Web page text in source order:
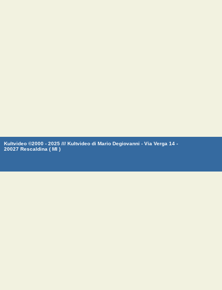
Kultvideo ©2000 - 2025 /// Kultvideo di Mario Degiovanni - Via Verga 14 -
20027 Rescaldina ( MI )